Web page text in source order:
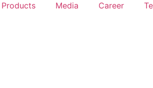
Products Media Career